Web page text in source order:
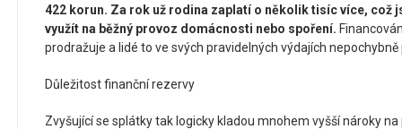
422 korun. Za rok už rodina zaplatí o několik tisíc více, což
využít na běžný provoz domácnosti nebo spoření.
prodražuje a lidé to ve svých pravidelných výdajích nepochybně
Důležitost finanční rezervy
Zvyšující se splátky tak logicky kladou mnohem vyšší nároky